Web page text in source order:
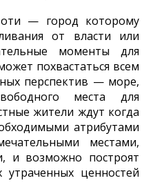
— город которому
от власти или
моменты для
похвастаться всем
перспектив — море,
места для
жители ждут когда
атрибутами
местами,
и возможно построят
ценностей